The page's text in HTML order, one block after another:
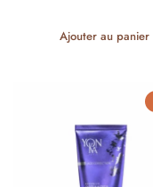
Ajouter au panier